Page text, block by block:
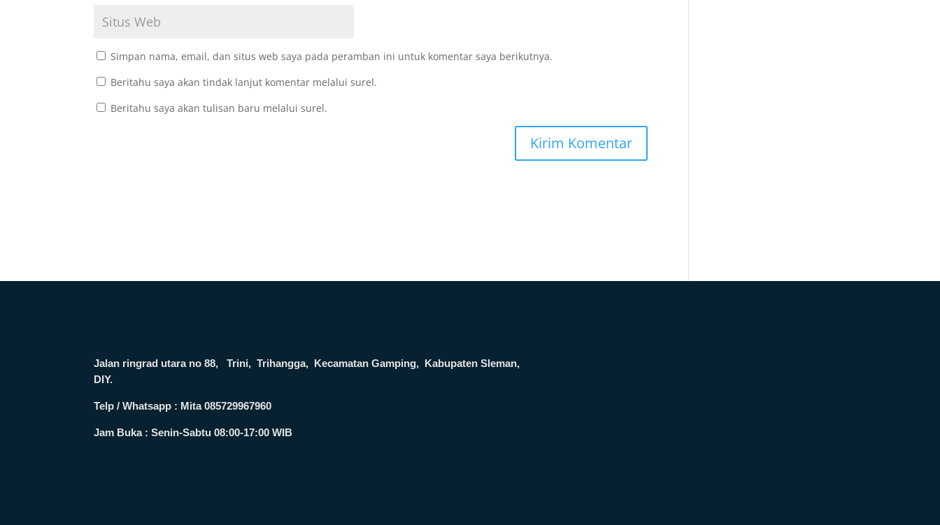
Simpan nama, email, dan situs web saya pada peramban ini untuk komentar saya berikutnya.
Beritahu saya akan tindak lanjut komentar melalui surel.
Beritahu saya akan tulisan baru melalui surel.
Jalan ringrad utara no 88, Trini, Trihangga, Kecamatan Gamping, Kabupaten Sleman,
DIY.
Telp / Whatsapp : Mita 085729967960
Jam Buka : Senin-Sabtu 08:00-17:00 WIB